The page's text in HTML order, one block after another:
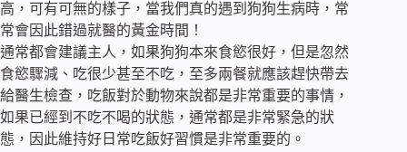
高，可有可無的樣子，當我們真的遇到狗狗生病時，常
常會因此錯過就醫的黃金時間！
通常都會建議主人，如果狗狗本來食慾很好，但是忽然
食慾驟減、吃很少甚至不吃，至多兩餐就應該趕快帶去
給醫生檢查，吃飯對於動物來說都是非常重要的事情，
如果已經到不吃不喝的狀態，通常都是非常緊急的狀
態，因此維持好日常吃飯好習慣是非常重要的。